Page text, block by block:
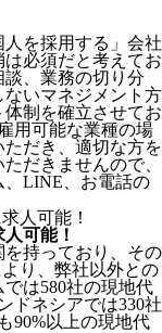
人を採用する」 会社
必須だと考えてお
、業務の切り分
いマネジメント方
制 を確立させてお
用可能な業種の場
だき、適切な方を
だきませんので、
、LINE、お電話の
可能！
を持っており、その
り、弊社以外との
は580社の現地代
ドネシアでは330社
90%以上の現地代